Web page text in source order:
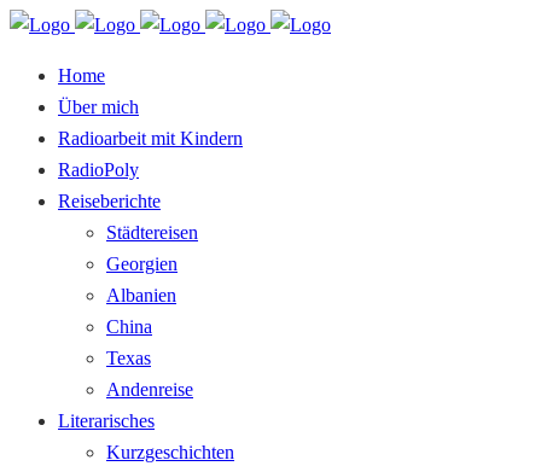
Home
Über mich
Radioarbeit mit Kindern
RadioPoly
Reiseberichte
Städtereisen
Georgien
Albanien
China
Texas
Andenreise
Literarisches
Kurzgeschichten